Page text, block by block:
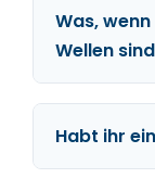
Was,
Wellen
Habt ihr